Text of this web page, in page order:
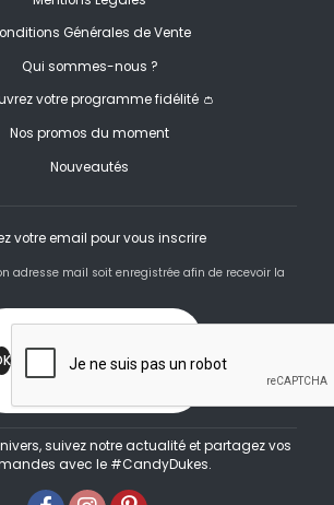
Générales de Vente
Qui sommes-nous ?
votre programme fidélité 👛
Nos promos du moment
Nouveautés
votre email pour vous inscrire
adresse mail soit enregistrée afin de recevoir la
suivez notre actualité et partagez vos
avec le #CandyDukes.